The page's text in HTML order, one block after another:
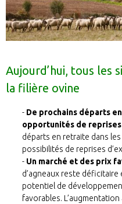
Aujourd’hui, tous les
la filière ovine
De prochains départs
opportunités de
départs en retraite dans
possibilités de reprises
Un marché et des prix
d’agneaux reste
potentiel de
favorables.